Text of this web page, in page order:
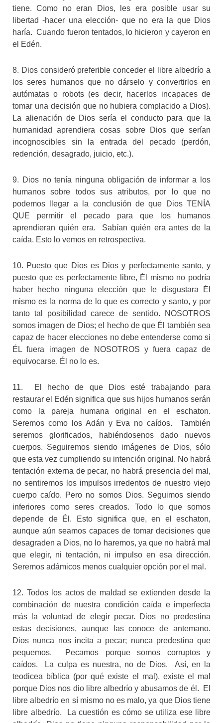
tiene. Como no eran Dios, les era posible usar su
libertad -hacer una elección- que no era la que Dios
haría. Cuando fueron tentados, lo hicieron y cayeron en
el Edén.
8. Dios consideró preferible conceder el libre albedrío a
los seres humanos que no dárselo y convertirlos en
autómatas o robots (es decir, hacerlos incapaces de
tomar una decisión que no hubiera complacido a Dios).
La alienación de Dios sería el conducto para que la
humanidad aprendiera cosas sobre Dios que serían
incognoscibles sin la entrada del pecado (perdón,
redención, desagrado, juicio, etc.).
9. Dios no tenía ninguna obligación de informar a los
humanos sobre todos sus atributos, por lo que no
podemos llegar a la conclusión de que Dios TENÍA
QUE permitir el pecado para que los humanos
aprendieran quién era. Sabían quién era antes de la
caída. Esto lo vemos en retrospectiva.
10. Puesto que Dios es Dios y perfectamente santo, y
puesto que es perfectamente libre, Él mismo no podría
haber hecho ninguna elección que le disgustara Él
mismo es la norma de lo que es correcto y santo, y por
tanto tal posibilidad carece de sentido. NOSOTROS
somos imagen de Dios; el hecho de que Él también sea
capaz de hacer elecciones no debe entenderse como si
ÉL fuera imagen de NOSOTROS y fuera capaz de
equivocarse. Él no lo es.
11. El hecho de que Dios esté trabajando para
restaurar el Edén significa que sus hijos humanos serán
como la pareja humana original en el eschaton.
Seremos como los Adán y Eva no caídos. También
seremos glorificados, habiéndosenos dado nuevos
cuerpos. Seguiremos siendo imágenes de Dios, sólo
que esta vez cumpliendo su intención original. No habrá
tentación externa de pecar, no habrá presencia del mal,
no sentiremos los impulsos irredentos de nuestro viejo
cuerpo caído. Pero no somos Dios. Seguimos siendo
inferiores como seres creados. Todo lo que somos
depende de Él. Esto significa que, en el eschaton,
aunque aún seamos capaces de tomar decisiones que
desagraden a Dios, no lo haremos, ya que no habrá mal
que elegir, ni tentación, ni impulso en esa dirección.
Seremos adámicos menos cualquier opción por el mal.
12. Todos los actos de maldad se extienden desde la
combinación de nuestra condición caída e imperfecta
más la voluntad de elegir pecar. Dios no predestina
estas decisiones, aunque las conoce de antemano.
Dios nunca nos incita a pecar; nunca predestina que
pequemos. Pecamos porque somos corruptos y
caídos. La culpa es nuestra, no de Dios. Así, en la
teodicea bíblica (por qué existe el mal), existe el mal
porque Dios nos dio libre albedrío y abusamos de él. El
libre albedrío en sí mismo no es malo, ya que Dios tiene
libre albedrío. La cuestión es cómo se utiliza ese libre